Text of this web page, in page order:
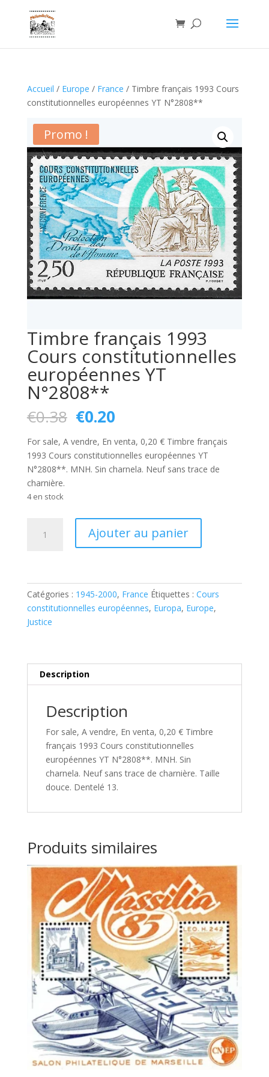
Accueil / Europe / France / Timbre français 1993 Cours
constitutionnelles européennes YT N°2808**
Promo !
Timbre français 1993
Cours constitutionnelles
européennes YT
N°2808**
€0.38 Le
prix
initial
était :
€0.38.
€0.20Le
actuel
est :
€0.20.
For sale, A vendre, En venta, 0,20 € Timbre français
1993 Cours constitutionnelles européennes YT
N°2808**. MNH. Sin charnela. Neuf sans trace de
charnière.
4 en stock
Cours
constitutionnelles
européennes
Ajouter au panier
Catégories : 1945-2000, France Étiquettes : Cours
constitutionnelles européennes, Europa, Europe,
Justice
Description
Description
For sale, A vendre, En venta, 0,20 € Timbre
français 1993 Cours constitutionnelles
européennes YT N°2808**. MNH. Sin
charnela. Neuf sans trace de charnière. Taille
douce. Dentelé 13.
Produits similaires